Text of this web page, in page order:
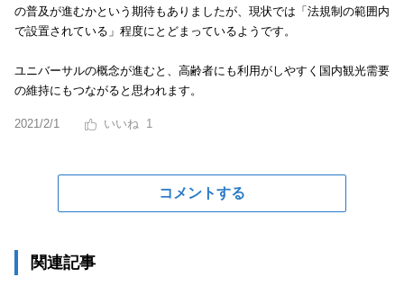
の普及が進むかという期待もありましたが、現状では「法規制の範囲内
で設置されている」程度にとどまっているようです。
ユニバーサルの概念が進むと、高齢者にも利用がしやすく国内観光需要
の維持にもつながると思われます。
2021/2/1 1
コメントする
関連記事